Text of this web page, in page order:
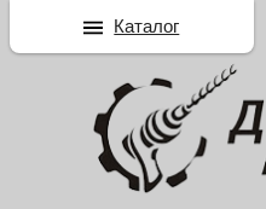
Каталог